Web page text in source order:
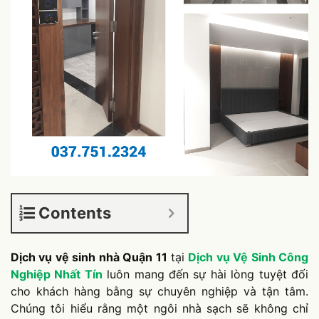
Contents
Dịch vụ vệ sinh nhà Quận 11 tại Dịch vụ Vệ Sinh Công
Nghiệp Nhất Tín luôn mang đến sự hài lòng tuyệt đối
cho khách hàng bằng sự chuyên nghiệp và tận tâm.
Chúng tôi hiểu rằng một ngôi nhà sạch sẽ không chỉ